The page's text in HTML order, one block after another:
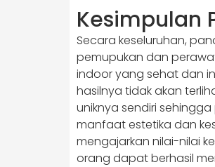
Kesimpulan
Secara keseluruhan,
pemupukan dan
indoor yang sehat dan
hasilnya tidak akan
uniknya sendiri
manfaat estetika dan
mengajarkan nilai-nilai
orang dapat berhasil